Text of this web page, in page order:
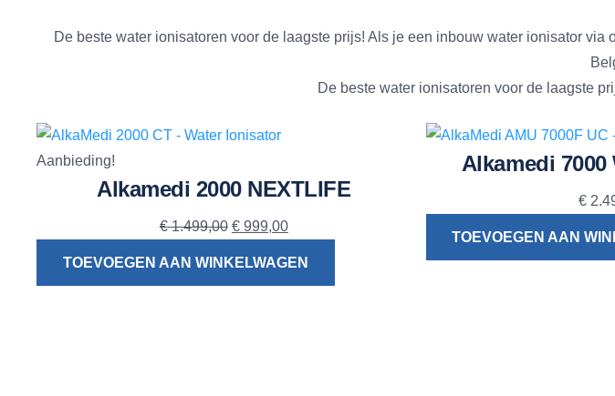
De beste water ionisatoren voor de laagste prijs! Als je een inbouw water ionisator
De beste water ionisatoren voor de laagste
Aanbieding!
Alkamedi 2000 NEXTLIFE
€1.499,00 Oorspronkelijke
€999,00Huidige
TOEVOEGEN AAN WINKELWAGEN
Alkamedi
€
TOEVOEGEN AAN